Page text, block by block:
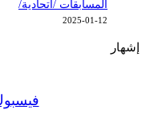
المسابقات /اتحادية/
2025-01-12
فيسبوك